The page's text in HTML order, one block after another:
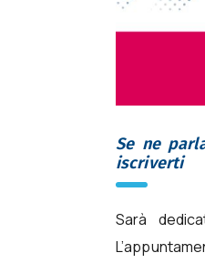
Se ne
iscriverti
Sarà